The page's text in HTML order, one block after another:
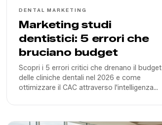
DENTAL MARKETING
Marketing studi
dentistici: 5 errori che
bruciano budget
Scopri i 5 errori critici che drenano il budget
delle cliniche dentali nel 2026 e come
ottimizzare il CAC attraverso l'intelligenza
reale.